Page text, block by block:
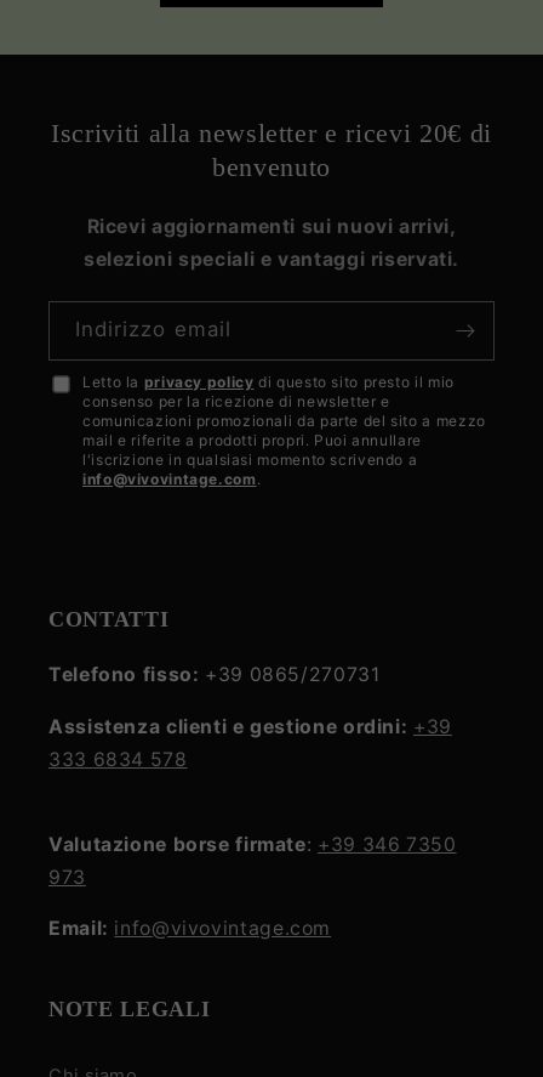
Iscriviti alla newsletter e ricevi 20€ di
benvenuto
Ricevi aggiornamenti sui nuovi arrivi,
selezioni speciali e vantaggi riservati.
Indirizzo email
Accetto
privacy
policy
Letto la privacy policy di questo sito presto il mio
consenso per la ricezione di newsletter e
comunicazioni promozionali da parte del sito a mezzo
mail e riferite a prodotti propri. Puoi annullare
l'iscrizione in qualsiasi momento scrivendo a
info@vivovintage.com .
CONTATTI
Telefono fisso: +39 0865/270731
Assistenza clienti e gestione ordini: +39
333 6834 578
Valutazione borse firmate: +39 346 7350
973
Email: info@vivovintage.com
NOTE LEGALI